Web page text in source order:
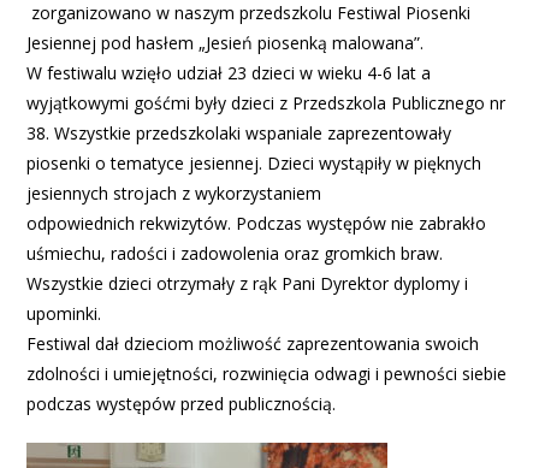
zorganizowano w naszym przedszkolu Festiwal Piosenki
Jesiennej pod hasłem „Jesień piosenką malowana”.
W festiwalu wzięło udział 23 dzieci w wieku 4-6 lat a
wyjątkowymi gośćmi były dzieci z Przedszkola Publicznego nr
38. Wszystkie przedszkolaki wspaniale zaprezentowały
piosenki o tematyce jesiennej. Dzieci wystąpiły w pięknych
jesiennych strojach z wykorzystaniem
odpowiednich rekwizytów. Podczas występów nie zabrakło
uśmiechu, radości i zadowolenia oraz gromkich braw.
Wszystkie dzieci otrzymały z rąk Pani Dyrektor dyplomy i
upominki.
Festiwal dał dzieciom możliwość zaprezentowania swoich
zdolności i umiejętności, rozwinięcia odwagi i pewności siebie
podczas występów przed publicznością.